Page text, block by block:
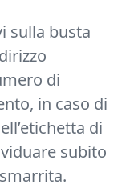
sulla busta
di
in caso di
di
subito